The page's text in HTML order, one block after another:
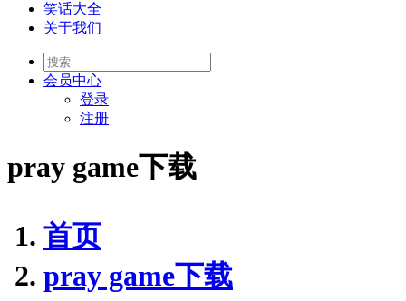
笑话大全
关于我们
会员中心
登录
注册
pray game下载
首页
pray game下载